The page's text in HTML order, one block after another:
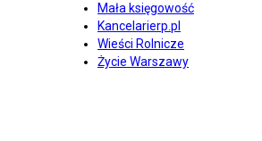
Mała księgowość
Kancelarierp.pl
Wieści Rolnicze
Życie Warszawy